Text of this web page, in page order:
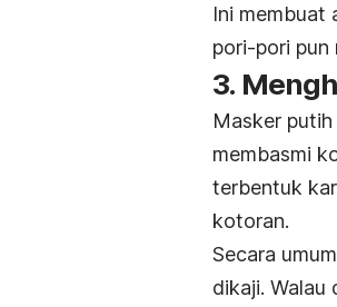
Ini membuat
pori-pori pun
3.
Masker
membasmi
terbentuk
kotoran.
Secara
dikaji. Walau